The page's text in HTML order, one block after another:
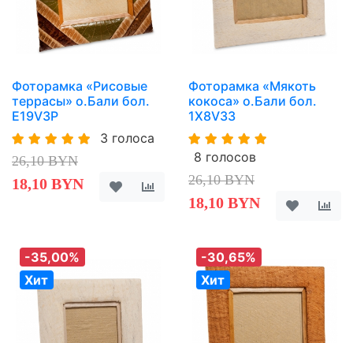
Фоторамка «Рисовые
террасы» о.Бали бол.
E19V3P
3 голоса
26,10 BYN
18,10 BYN
Фоторамка «Мякоть
кокоса» о.Бали бол.
1X8V33
8 голосов
26,10 BYN
18,10 BYN
-35,00%
Хит
-30,65%
Хит